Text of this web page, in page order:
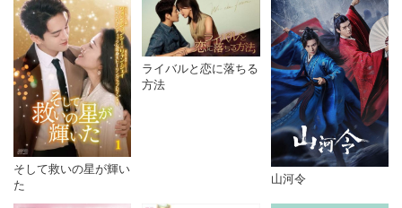
そして救いの星が輝い
た
ライバルと恋に落ちる
方法
山河令